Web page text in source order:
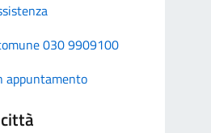
030 9909100
appuntamento